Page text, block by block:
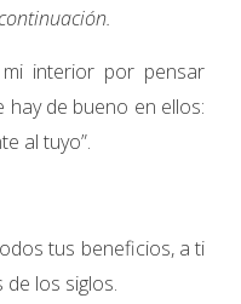
interior por pensar
hay de bueno en ellos:
al tuyo”.
tus beneficios, a ti
de los siglos.